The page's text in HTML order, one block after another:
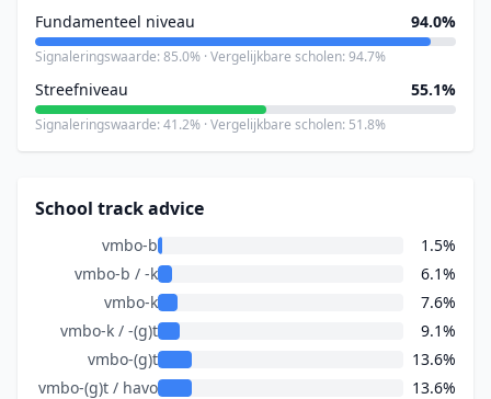
Fundamenteel niveau 94.0%
Signaleringswaarde: 85.0% · Vergelijkbare scholen: 94.7%
Streefniveau 55.1%
Signaleringswaarde: 41.2% · Vergelijkbare scholen: 51.8%
School track advice
vmbo-b
1.5%
vmbo-b / -k
6.1%
vmbo-k
7.6%
vmbo-k / -(g)t
9.1%
vmbo-(g)t
13.6%
vmbo-(g)t / havo
13.6%